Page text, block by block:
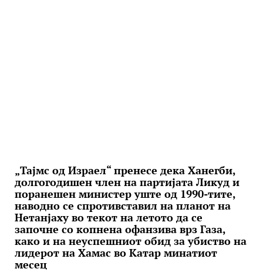
„Тајмс од Израел“ пренесе дека Ханегби,
долгогодишен член на партијата Ликуд и
поранешен министер уште од 1990-тите,
наводно се спротивставил на планот на
Нетанјаху во текот на летото да се
започне со копнена офанзива врз Газа,
како и на неуспешниот обид за убиство на
лидерот на Хамас во Катар минатиот
месец